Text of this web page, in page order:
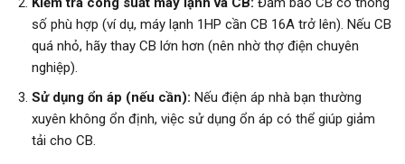
số phù hợp (ví dụ, máy lạnh 1HP cần CB 16A trở lên). Nếu CB
quá nhỏ, hãy thay CB lớn hơn (nên nhờ thợ điện chuyên
nghiệp).
Sử dụng ổn áp (nếu cần): Nếu điện áp nhà bạn thường
xuyên không ổn định, việc sử dụng ổn áp có thể giúp giảm
tải cho CB.